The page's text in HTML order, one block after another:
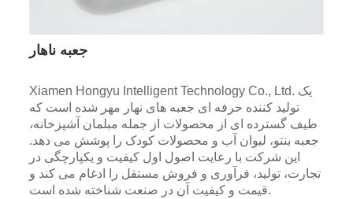
جعبه ناهار
Xiamen Hongyu Intelligent Technology Co., Ltd. یک
تولید کننده حرفه ای جعبه های نهار مهر شده است که
طیف گسترده ای از محصولات از جمله مبلمان آشپزخانه،
جعبه بنتو، لیوان آب و محصولات کودک را پوشش می دهد.
این شرکت با رعایت اصول اول کیفیت و یکپارچگی در
تجارت، تولید، فرآوری و فروش مستقل را ادغام می کند و
قیمت و کیفیت آن در صنعت شناخته شده است.